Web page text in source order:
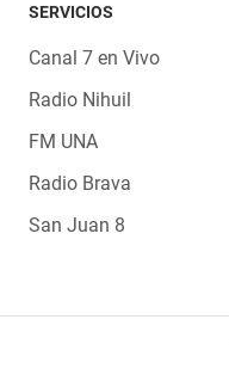
SERVICIOS
Canal 7 en Vivo
Radio Nihuil
FM UNA
Radio Brava
San Juan 8